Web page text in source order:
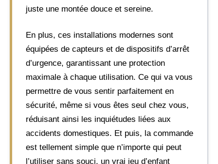
juste une montée douce et sereine.
En plus, ces installations modernes sont
équipées de capteurs et de dispositifs d’arrêt
d’urgence, garantissant une protection
maximale à chaque utilisation. Ce qui va vous
permettre de vous sentir parfaitement en
sécurité, même si vous êtes seul chez vous,
réduisant ainsi les inquiétudes liées aux
accidents domestiques. Et puis, la commande
est tellement simple que n’importe qui peut
l’utiliser sans souci, un vrai jeu d’enfant